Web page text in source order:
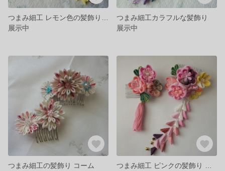
展示中
つまみ細工カラフルな髪飾り
展示中
つまみ細工の髪飾り コーム